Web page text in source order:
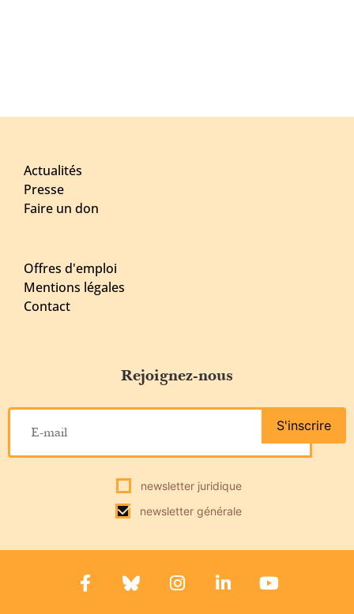
Actualités
Presse
Faire un don
Offres d'emploi
Mentions légales
Contact
Rejoignez-nous
newsletter juridique
newsletter générale
S'inscrire